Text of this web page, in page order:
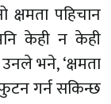
क्षमता पहिचान
केही न केही
भने, ‘क्षमता
गर्न सकिन्छ